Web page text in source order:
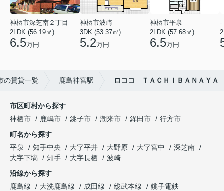
神栖市深芝南２丁目
2LDK (56.19㎡)
6.5万円
神栖市波崎
3DK (53.37㎡)
5.2万円
神栖市平泉
2LDK (57.68㎡)
6.5万円
-
の賃貸一覧 鹿島神宮駅 ロココ ＴＡＣＨＩＢＡＮＡＹＡ
市区町村から探す
神栖市
鹿嶋市 銚子市 潮来市 鉾田市
行方市
町名から探す
平泉
知手中央 大字平井 大野原 大字宮中
深芝南
大字下塙
知手 大字長栖
波崎
沿線から探す
鹿島線
大洗鹿島線 成田線 総武本線
銚子電鉄